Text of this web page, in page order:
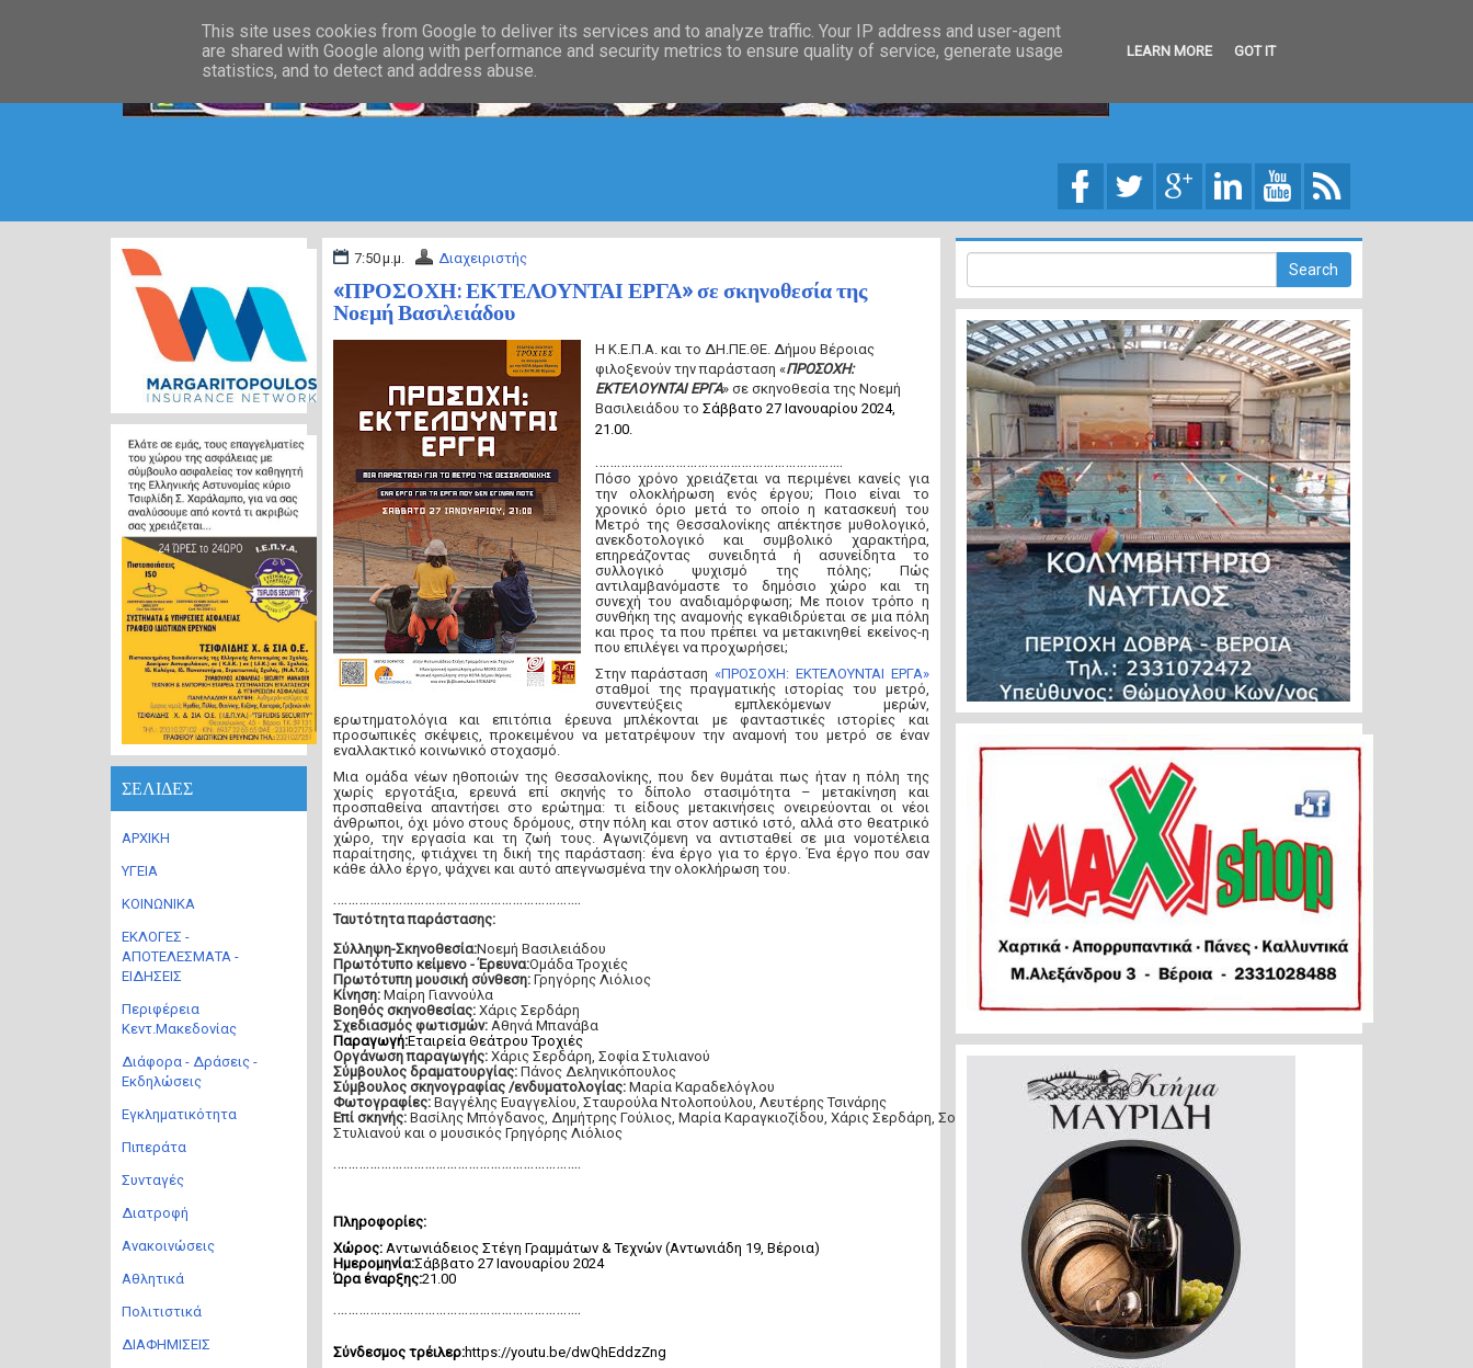
7:50 μ.μ. Διαχειριστής
«ΠΡΟΣΟΧΗ: ΕΚΤΕΛΟΥΝΤΑΙ ΕΡΓΑ» σε σκηνοθεσία της
Νοεμή Βασιλειάδου
Η Κ.Ε.Π.Α. και το ΔΗ.ΠΕ.ΘΕ. Δήμου Βέροιας
φιλοξενούν την παράσταση «ΠΡΟΣΟΧΗ:
ΕΚΤΕΛΟΥΝΤΑΙ ΕΡΓΑ» σε σκηνοθεσία της Νοεμή
Βασιλειάδου το Σάββατο 27 Ιανουαρίου 2024,
21.00.
…………………………………………………………..
Πόσο χρόνο χρειάζεται να περιμένει κανείς για
την ολοκλήρωση ενός έργου; Ποιο είναι το
χρονικό όριο μετά το οποίο η κατασκευή του
Μετρό της Θεσσαλονίκης απέκτησε μυθολογικό,
ανεκδοτολογικό και συμβολικό χαρακτήρα,
επηρεάζοντας συνειδητά ή ασυνείδητα το
συλλογικό ψυχισμό της πόλης; Πώς
αντιλαμβανόμαστε το δημόσιο χώρο και τη
συνεχή του αναδιαμόρφωση; Με ποιον τρόπο η
συνθήκη της αναμονής εγκαθιδρύεται σε μια πόλη
και προς τα που πρέπει να μετακινηθεί εκείνος-η
που επιλέγει να προχωρήσει;
Στην παράσταση«ΠΡΟΣΟΧΗ: ΕΚΤΕΛΟΥΝΤΑΙ ΕΡΓΑ»
σταθμοί της πραγματικής ιστορίας του μετρό,
συνεντεύξεις εμπλεκόμενων μερών,
ερωτηματολόγια και επιτόπια έρευνα μπλέκονται με φανταστικές ιστορίες και
προσωπικές σκέψεις, προκειμένου να μετατρέψουν την αναμονή του μετρό σε έναν
εναλλακτικό κοινωνικό στοχασμό.
Μια ομάδα νέων ηθοποιών της Θεσσαλονίκης, που δεν θυμάται πως ήταν η πόλη της
χωρίς εργοτάξια, ερευνά επί σκηνής το δίπολο στασιμότητα – μετακίνηση και
προσπαθείνα απαντήσει στο ερώτημα: τι είδους μετακινήσεις ονειρεύονται οι νέοι
άνθρωποι, όχι μόνο στους δρόμους, στην πόλη και στον αστικό ιστό, αλλά στο θεατρικό
χώρο, την εργασία και τη ζωή τους. Αγωνιζόμενη να αντισταθεί σε μια νομοτέλεια
παραίτησης, φτιάχνει τη δική της παράσταση: ένα έργο για το έργο. Ένα έργο που σαν
κάθε άλλο έργο, ψάχνει και αυτό απεγνωσμένα την ολοκλήρωση του.
…………………………………………………………..
Ταυτότητα παράστασης:
Σύλληψη-Σκηνοθεσία:Νοεμή Βασιλειάδου
Πρωτότυπο κείμενο - Έρευνα:Ομάδα Τροχιές
Πρωτότυπη μουσική σύνθεση:Γρηγόρης Λιόλιος
Κίνηση:Μαίρη Γιαννούλα
Βοηθός σκηνοθεσίας:Χάρις Σερδάρη
Σχεδιασμός φωτισμών:Αθηνά Μπανάβα
Παραγωγή:Εταιρεία Θεάτρου Τροχιές
Οργάνωση παραγωγής:Χάρις Σερδάρη, Σοφία Στυλιανού
Σύμβουλος δραματουργίας:Πάνος Δεληνικόπουλος
Σύμβουλος σκηνογραφίας /ενδυματολογίας:Μαρία Καραδελόγλου
Φωτογραφίες:Βαγγέλης Ευαγγελίου, Σταυρούλα Ντολοπούλου, Λευτέρης Τσινάρης
Επί σκηνής: Βασίλης Μπόγδανος, Δημήτρης Γούλιος, Μαρία Καραγκιοζίδου, Χάρις Σερδάρη, Σοφία
Στυλιανού και ο μουσικός Γρηγόρης Λιόλιος
…………………………………………………………..
Πληροφορίες:
Χώρος:Αντωνιάδειος Στέγη Γραμμάτων & Τεχνών (Αντωνιάδη 19, Βέροια)
Ημερομηνία:Σάββατο 27 Ιανουαρίου 2024
Ώρα έναρξης:21.00
…………………………………………………………..
Σύνδεσμος τρέιλερ:https://youtu.be/dwQhEddzZng
ΣΕΛΙΔΕΣ
ΑΡΧΙΚΗ
ΥΓΕΙΑ
ΚΟΙΝΩΝΙΚΑ
ΕΚΛΟΓΕΣ -
ΑΠΟΤΕΛΕΣΜΑΤΑ -
ΕΙΔΗΣΕΙΣ
Περιφέρεια
Κεντ.Μακεδονίας
Διάφορα - Δράσεις -
Εκδηλώσεις
Εγκληματικότητα
Πιπεράτα
Συνταγές
Διατροφή
Ανακοινώσεις
Αθλητικά
Πολιτιστικά
ΔΙΑΦΗΜΙΣΕΙΣ
This site uses cookies from Google to deliver its services and to analyze traffic. Your IP address and user-agent
are shared with Google along with performance and security metrics to ensure quality of service, generate usage
statistics, and to detect and address abuse.
LEARN MORE GOT IT